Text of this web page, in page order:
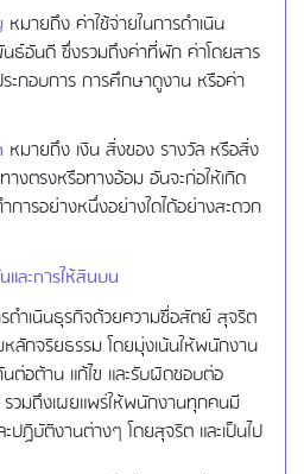
หมายถึง ค่าใช้จ่ายในการดำเนิน
ธ์อันดี ซึ่งรวมถึงค่าที่พัก ค่าโดยสาร
ะกอบการ การศึกษาดูงาน หรือค่า
หมายถึง เงิน สิ่งของ รางวัล หรือสิ่ง
างตรงหรือทางอ้อม อันจะก่อให้เกิด
ำการอย่างหนึ่งอย่างใดได้อย่างสะดวก
ละการให้สินบน
ดำเนินธุรกิจด้วยความซื่อสัตย์ สุจริต
หลักจริยธรรม โดยมุ่งเน้นให้พนักงาน
ต่อต้าน แก้ไข และรับผิดชอบต่อ
วมถึงเผยแพร่ให้พนักงานทุกคนมี
ะปฏิบัติงานต่างๆ โดยสุจริต และเป็นไป